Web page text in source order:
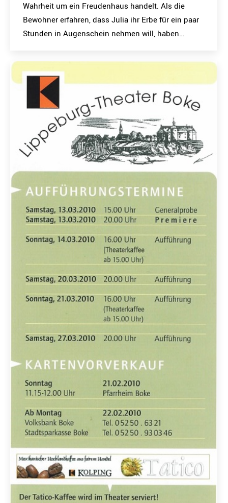
Wahrheit um ein Freudenhaus handelt. Als die
Bewohner erfahren, dass Julia ihr Erbe für ein paar
Stunden in Augenschein nehmen will, haben…